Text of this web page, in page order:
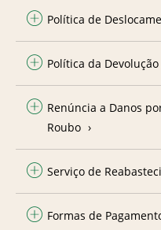
Política de
Política da
Renúncia a Danos
Roubo
Serviço de
Formas de